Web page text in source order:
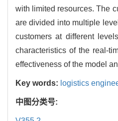
with limited resources. The
are divided into multiple
customers at different
characteristics of the real-
effectiveness of the model
Key words: logistics
中图分类号: